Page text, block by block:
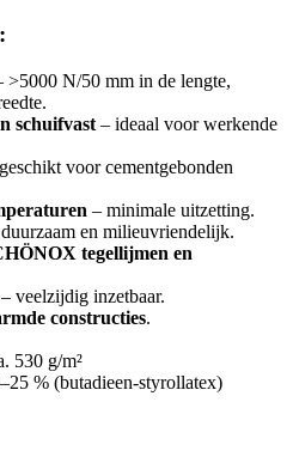
>5000 N/50 mm in de lengte,
schuifvast – ideaal voor werkende
voor cementgebonden
– minimale uitzetting.
en milieuvriendelijk.
tegellijmen en
– veelzijdig inzetbaar.
constructies.
530 g/m²
% (butadieen-styrollatex)